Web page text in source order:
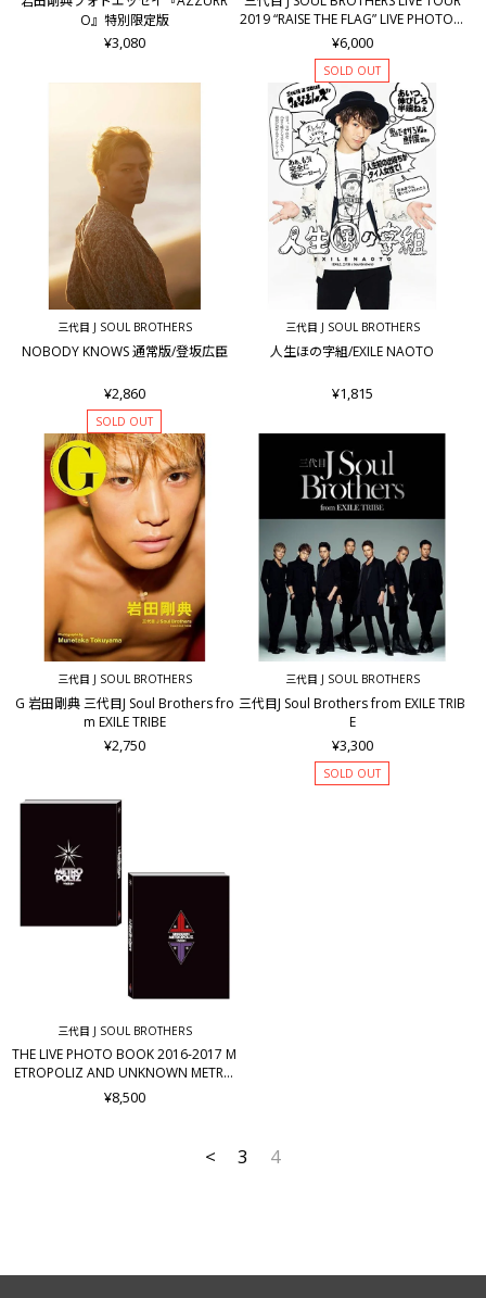
O』特別限定版
¥3,080
2019 “RAISE THE FLAG” LIVE PHOTO B
OOK
¥6,000
SOLD OUT
三代目 J SOUL BROTHERS
NOBODY KNOWS 通常版/登坂広臣
¥2,860
SOLD OUT
三代目 J SOUL BROTHERS
人生ほの字組/EXILE NAOTO
¥1,815
三代目 J SOUL BROTHERS
G 岩田剛典 三代目J Soul Brothers fro
m EXILE TRIBE
¥2,750
三代目 J SOUL BROTHERS
三代目J Soul Brothers from EXILE TRIB
E
¥3,300
SOLD OUT
三代目 J SOUL BROTHERS
THE LIVE PHOTO BOOK 2016-2017 M
ETROPOLIZ AND UNKNOWN METRO
POLIZ
¥8,500
< 3 4